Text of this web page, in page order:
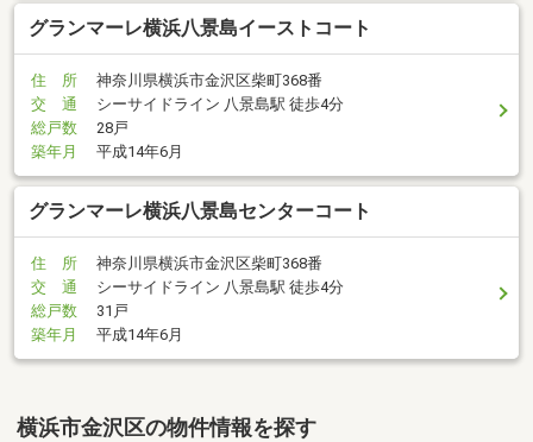
グランマーレ横浜八景島イーストコート
住 所
神奈川県横浜市金沢区柴町368番
交 通
シーサイドライン 八景島駅 徒歩4分
総戸数
28戸
築年月
平成14年6月
グランマーレ横浜八景島センターコート
住 所
神奈川県横浜市金沢区柴町368番
交 通
シーサイドライン 八景島駅 徒歩4分
総戸数
31戸
築年月
平成14年6月
横浜市金沢区の物件情報を探す